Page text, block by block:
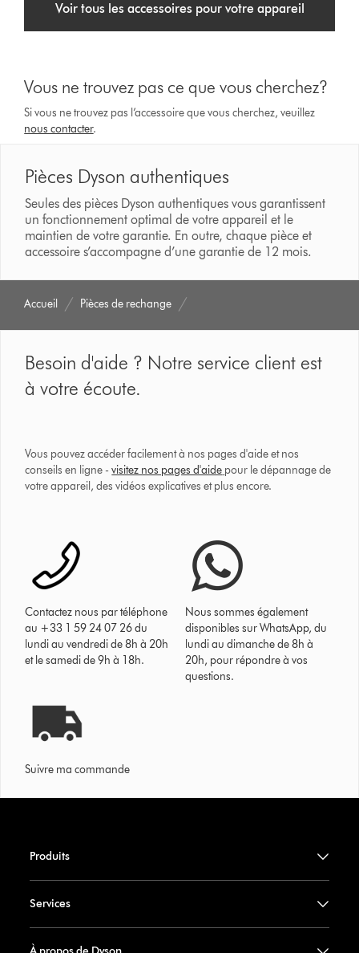
Voir tous les accessoires pour votre appareil
Vous ne trouvez pas ce que vous cherchez?
Si vous ne trouvez pas l’accessoire que vous cherchez, veuillez
nous contacter.
Pièces Dyson authentiques
Seules des pièces Dyson authentiques vous garantissent
un fonctionnement optimal de votre appareil et le
maintien de votre garantie. En outre, chaque pièce et
accessoire s’accompagne d’une garantie de 12 mois.
Accueil Pièces de rechange
Besoin d'aide ? Notre service client est
à votre écoute.
Vous pouvez accéder facilement à nos pages d'aide et nos
conseils en ligne -visitez nos pages d'aide pour le dépannage de
votre appareil, des vidéos explicatives et plus encore.
Contactez nous par téléphone
au +33 1 59 24 07 26 du
lundi au vendredi de 8h à 20h
et le samedi de 9h à 18h.
Nous sommes également
disponibles sur WhatsApp, du
lundi au dimanche de 8h à
20h, pour répondre à vos
questions.
Suivre ma commande
Produits
Services